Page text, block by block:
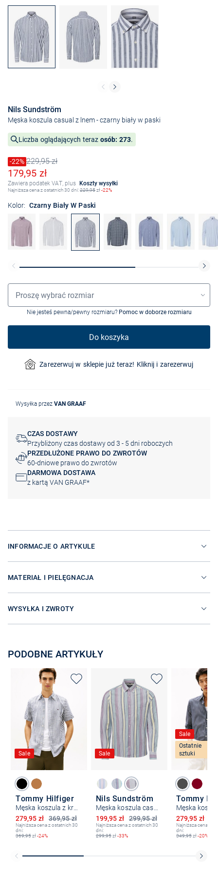
Nils Sundström
Męska koszula casual z lnem- czarny biały w paski
Liczba oglądających teraz osób: 273.
Cena obniżona o
-22%
Stara cena229,95 zł
Obniżona cena
179,95 zł
Zawiera podatek VAT, plus Koszty wysyłki
Najniższa cena z ostatnich 30 dni:229,95zł-22%
Kolor: Czarny Biały W Paski
Wybór rozmiaru
Proszę wybrać rozmiar
Nie jesteś pewna/pewny rozmiaru? Pomoc w doborze rozmiaru
Do koszyka
Zarezerwuj w sklepie już teraz! Kliknij i zarezerwuj
Wysyłka przez VAN GRAAF
CZAS DOSTAWY
Przybliżony czas dostawy od 3 - 5 dni roboczych
PRZEDŁUŻONE PRAWO DO ZWROTÓW
60-dniowe prawo do zwrotów
DARMOWA DOSTAWA
z kartą VAN GRAAF*
INFORMACJE O ARTYKULE
MATERIAŁ I PIELĘGNACJA
WYSYŁKA I ZWROTY
PODOBNE ARTYKUŁY
Sale
Tommy Hilfiger
Męska koszula z krótkim rękawem z lnu
369,95 zł
Obniżona cena
279,95 zł
Najniższa cena z ostatnich 30
dni:
369,95zł-24%
Sale
Nils Sundström
299,95 zł
Obniżona cena
199,95 zł
Najniższa cena z ostatnich 30
dni:
299,95zł-33%
Sale
Ostatnie
sztuki
Tommy
Obniżona
279,95 zł
Najniższa cena z
dni:
349,95zł-20%